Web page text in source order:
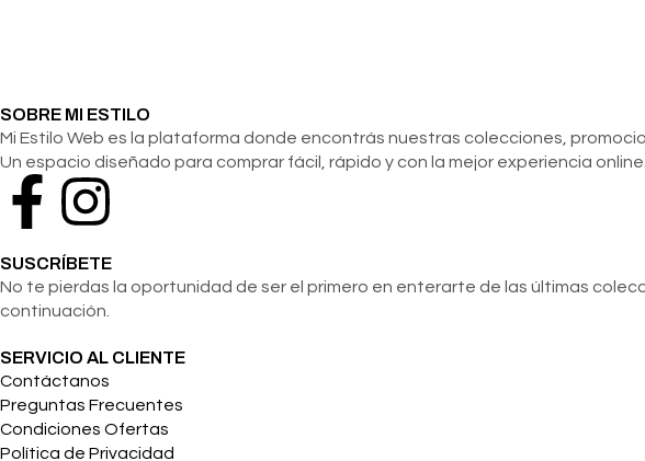
SOBRE MI ESTILO
Mi Estilo Web es la plataforma donde encontrás nuestras colecciones,
Un espacio diseñado para comprar fácil, rápido y con la mejor experiencia online.
SUSCRÍBETE
No te pierdas la oportunidad de ser el primero en enterarte de las últimas
continuación.
SERVICIO AL CLIENTE
Contáctanos
Preguntas Frecuentes
Condiciones Ofertas
Política de Privacidad